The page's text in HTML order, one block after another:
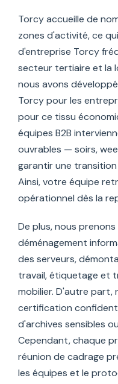
Torcy accueille de
zones d'activité, ce
d'entreprise Torcy
secteur tertiaire et la
nous avons
Torcy pour les
pour ce tissu
équipes B2B
ouvrables — soirs,
garantir une
Ainsi, votre équipe
opérationnel dès la
De plus, nous
déménagement
des serveurs,
travail, étiquetage et
mobilier. D'autre part,
certification
d'archives sensibles
Cependant, chaque
réunion de cadrage
les équipes et le